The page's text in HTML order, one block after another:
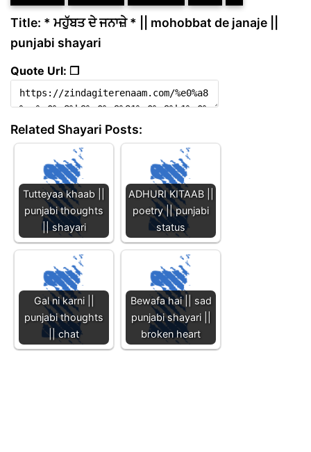
Title: * ਮਹੁੱਬਤ ਦੇ ਜਨਾਜ਼ੇ * || mohobbat de janaje ||
punjabi shayari
Quote Url: ❐
Related Shayari Posts:
Tutteyaa khaab ||
punjabi thoughts
|| shayari
ADHURI KITAAB ||
poetry || punjabi
status
Gal ni karni ||
punjabi thoughts
|| chat
Bewafa hai || sad
punjabi shayari ||
broken heart